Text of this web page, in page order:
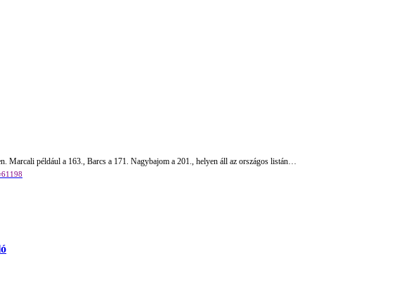
Marcali például a 163., Barcs a 171. Nagybajom a 201., helyen áll az országos listán…